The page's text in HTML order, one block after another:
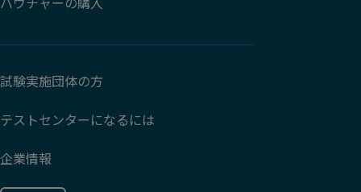
試験実施団体の方
テストセンターになるには
企業情報